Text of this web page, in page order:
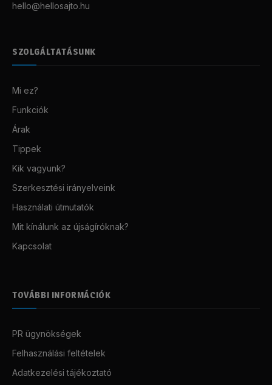
hello@hellosajto.hu
SZOLGÁLTATÁSUNK
Mi ez?
Funkciók
Árak
Tippek
Kik vagyunk?
Szerkesztési irányelveink
Használati útmutatók
Mit kínálunk az újságíróknak?
Kapcsolat
TOVÁBBI INFORMÁCIÓK
PR ügynökségek
Felhasználási feltételek
Adatkezelési tájékoztató